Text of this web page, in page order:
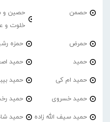
حصمن
حصین و
خلوت و
حمرض حمزه
حمید حمید
حمید ام کی حمید
حمید خسروی حمید
حمید سیف الله زاده حمید